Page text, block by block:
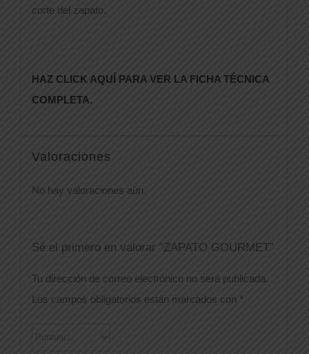
corte del zapato.
HAZ CLICK AQUÍ PARA VER LA FICHA TÉCNICA
COMPLETA.
Valoraciones
No hay valoraciones aún.
Sé el primero en valorar “ZAPATO GOURMET”
Tu dirección de correo electrónico no será publicada.
Los campos obligatorios están marcados con *